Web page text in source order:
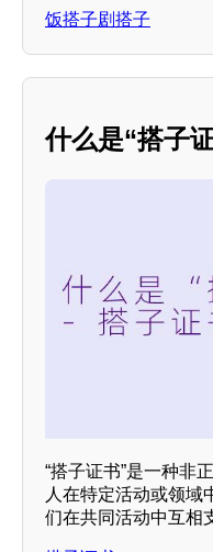
饭搭子剧搭子
什么是“搭子
“搭子证书”是一种非
人在特定活动或领域
们在共同活动中互相